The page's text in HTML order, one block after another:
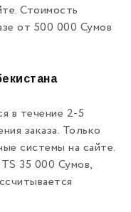
Стоимость
от 500 000 Сумов
в течение 2-5
заказа. Только
системы на сайте.
35 000 Сумов,